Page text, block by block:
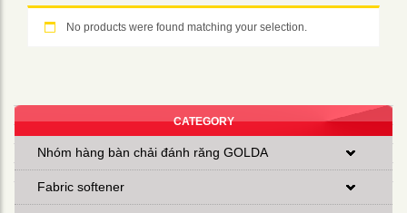
No products were found matching your selection.
CATEGORY
Nhóm hàng bàn chải đánh răng GOLDA
Fabric softener